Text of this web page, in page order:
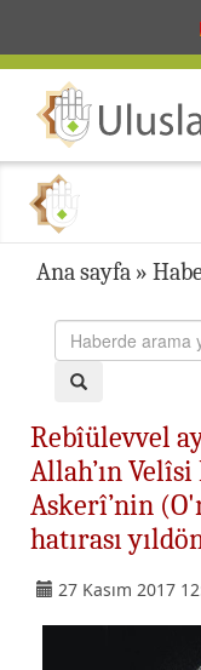
Ana sayfa »
Rebîülevvel
Allah’ın
Askerî’nin
hatırası
27 Kasım 2017